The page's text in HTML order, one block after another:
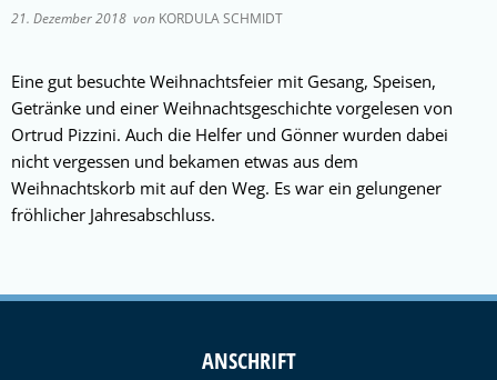
21. Dezember 2018 von KORDULA SCHMIDT
Eine gut besuchte Weihnachtsfeier mit Gesang, Speisen,
Getränke und einer Weihnachtsgeschichte vorgelesen von
Ortrud Pizzini. Auch die Helfer und Gönner wurden dabei
nicht vergessen und bekamen etwas aus dem
Weihnachtskorb mit auf den Weg. Es war ein gelungener
fröhlicher Jahresabschluss.
ANSCHRIFT